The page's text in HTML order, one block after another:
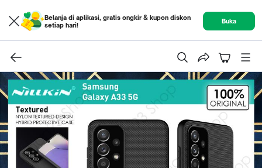
Belanja di aplikasi, gratis ongkir & kupon diskon
setiap hari!
Buka